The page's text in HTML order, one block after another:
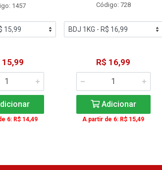
1457
15,99
6: R$ 14,49
Código: 728
R$ 16,99
Adicionar
A partir de 6: R$ 15,49